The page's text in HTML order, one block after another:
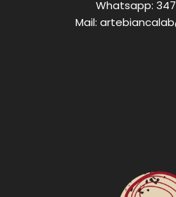
Whatsapp:
Mail: